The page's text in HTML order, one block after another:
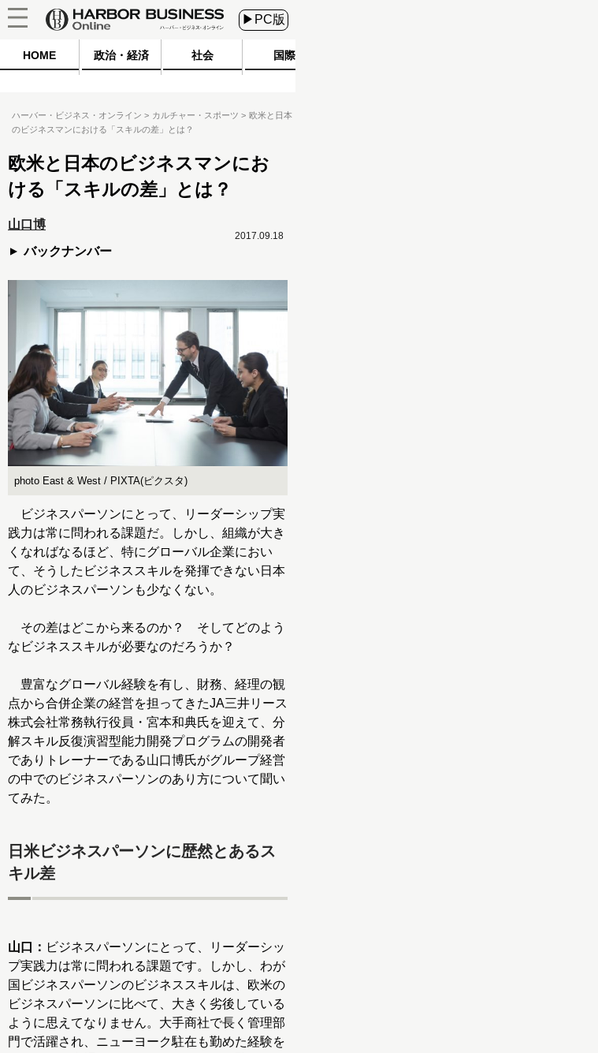
▶PC版
HOME 政治・経済 社会 国際
ハーバー・ビジネス・オンライン カルチャー・スポーツ
欧米と日本
のビジネスマンにおける「スキルの差」とは？
欧米と日本のビジネスマンにお
ける「スキルの差」とは？
山口博
バックナンバー
2017.09.18
photo East & West / PIXTA(ピクスタ)
ビジネスパーソンにとって、リーダーシップ実
践力は常に問われる課題だ。しかし、組織が大き
くなればなるほど、特にグローバル企業におい
て、そうしたビジネススキルを発揮できない日本
人のビジネスパーソンも少なくない。
その差はどこから来るのか？ そしてどのよう
なビジネススキルが必要なのだろうか？
豊富なグローバル経験を有し、財務、経理の観
点から合併企業の経営を担ってきたJA三井リース
株式会社常務執行役員・宮本和典氏を迎えて、分
解スキル反復演習型能力開発プログラムの開発者
でありトレーナーである山口博氏がグループ経営
の中でのビジネスパーソンのあり方について聞い
てみた。
日米ビジネスパーソンに歴然とあるス
キル差
山口： ビジネスパーソンにとって、リーダーシッ
プ実践力は常に問われる課題です。しかし、わが
国ビジネスパーソンのビジネススキルは、欧米の
ビジネスパーソンに比べて、大きく劣後している
ように思えてなりません。大手商社で長く管理部
門で活躍され、ニューヨーク駐在も勤めた経験を